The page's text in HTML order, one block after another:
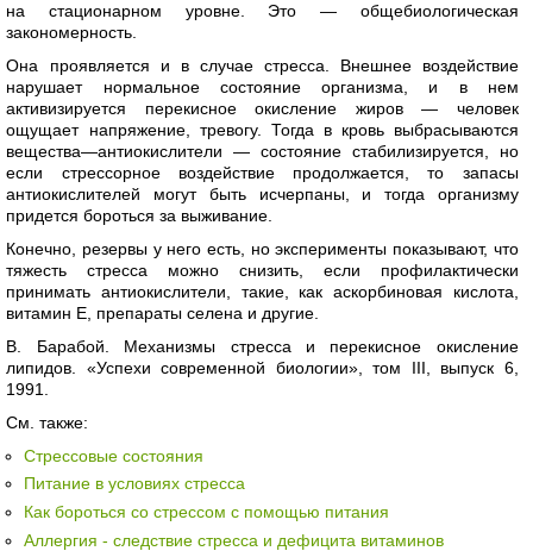
на стационарном уровне. Это — общебиологическая
закономерность.
Она проявляется и в случае стресса. Внешнее воздействие
нарушает нормальное состояние организма, и в нем
активизируется перекисное окисление жиров — человек
ощущает напряжение, тревогу. Тогда в кровь выбрасываются
вещества—антиокислители — состояние стабилизируется, но
если стрессорное воздействие продолжается, то запасы
антиокислителей могут быть исчерпаны, и тогда организму
придется бороться за выживание.
Конечно, резервы у него есть, но эксперименты показывают, что
тяжесть стресса можно снизить, если профилактически
принимать антиокислители, такие, как аскорбиновая кислота,
витамин Е, препараты селена и другие.
В. Барабой. Механизмы стресса и перекисное окисление
липидов. «Успехи современной биологии», том III, выпуск 6,
1991.
См. также:
Стрессовые состояния
Питание в условиях стресса
Как бороться со стрессом с помощью питания
Аллергия - следствие стресса и дефицита витаминов